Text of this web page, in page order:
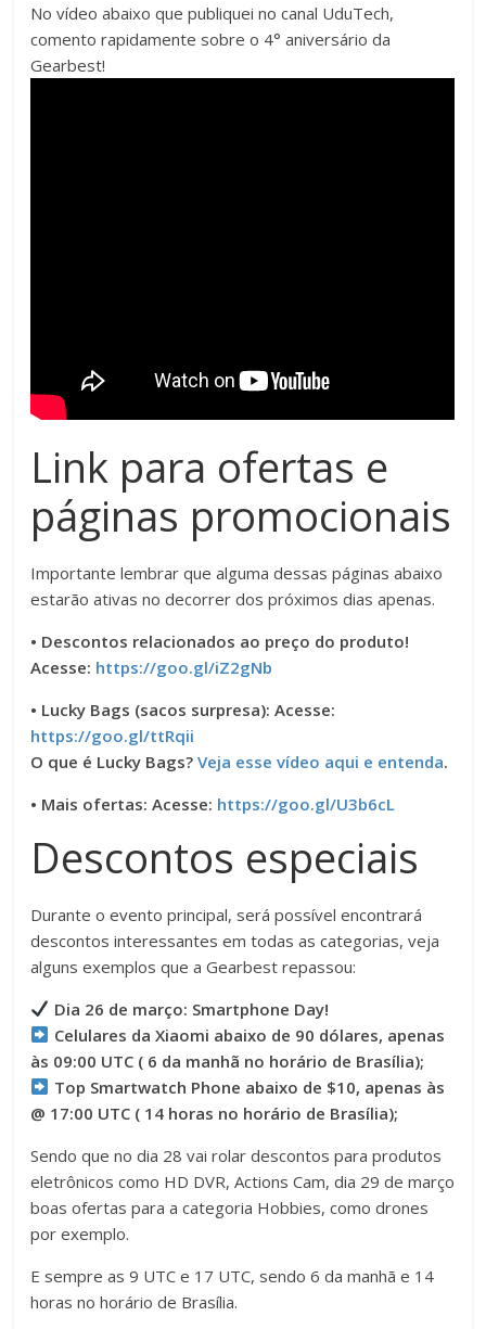
No vídeo abaixo que publiquei no canal UduTech,
comento rapidamente sobre o 4° aniversário da
Gearbest!
Link para ofertas e
páginas promocionais
Importante lembrar que alguma dessas páginas abaixo
estarão ativas no decorrer dos próximos dias apenas.
• Descontos relacionados ao preço do produto!
Acesse: https://goo.gl/iZ2gNb
• Lucky Bags (sacos surpresa): Acesse:
https://goo.gl/ttRqii
O que é Lucky Bags?Veja esse vídeo aqui e entenda.
• Mais ofertas: Acesse: https://goo.gl/U3b6cL
Descontos especiais
Durante o evento principal, será possível encontrará
descontos interessantes em todas as categorias, veja
alguns exemplos que a Gearbest repassou:
Dia 26 de março: Smartphone Day!
Celulares da Xiaomi abaixo de 90 dólares, apenas
às 09:00 UTC ( 6 da manhã no horário de Brasília);
Top Smartwatch Phone abaixo de $10, apenas às
@ 17:00 UTC ( 14 horas no horário de Brasília);
Sendo que no dia 28 vai rolar descontos para produtos
eletrônicos como HD DVR, Actions Cam, dia 29 de março
boas ofertas para a categoria Hobbies, como drones
por exemplo.
E sempre as 9 UTC e 17 UTC, sendo 6 da manhã e 14
horas no horário de Brasília.